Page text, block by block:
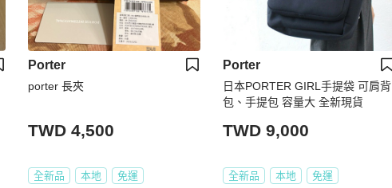
Porter
porter 長夾
TWD 4,500
全新品 本地 免運
Porter
日本PORTER GIRL手提袋 可肩背
包、手提包 容量大 全新現貨
TWD 9,000
全新品 本地 免運